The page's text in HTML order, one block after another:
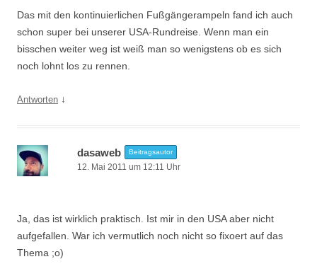
Das mit den kontinuierlichen Fußgängerampeln fand ich auch
schon super bei unserer USA-Rundreise. Wenn man ein
bisschen weiter weg ist weiß man so wenigstens ob es sich
noch lohnt los zu rennen.
Antworten ↓
dasaweb Beitragsautor
12. Mai 2011 um 12:11 Uhr
Ja, das ist wirklich praktisch. Ist mir in den USA aber nicht
aufgefallen. War ich vermutlich noch nicht so fixoert auf das
Thema ;o)